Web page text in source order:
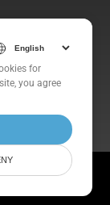
derechos.
for
you agree